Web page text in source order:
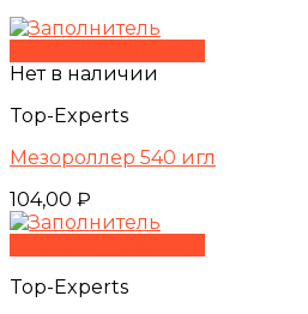
Нет в наличии
Top-Experts
Мезороллер 540 игл
104,00 ₽
Top-Experts